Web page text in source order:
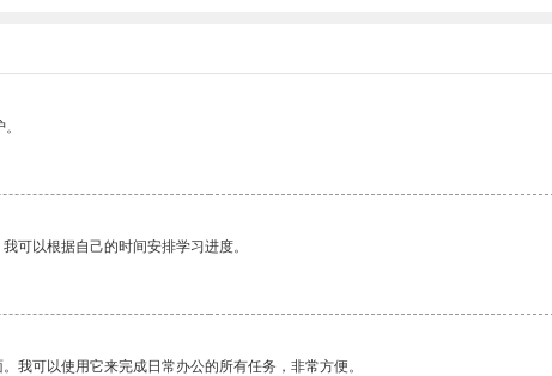
可以根据自己的时间安排学习进度。
我可以使用它来完成日常办公的所有任务，非常方便。